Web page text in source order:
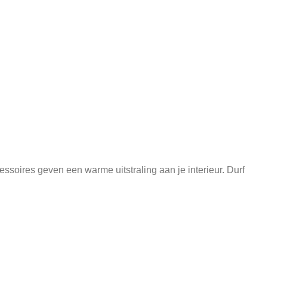
geven een warme uitstraling aan je interieur. Durf